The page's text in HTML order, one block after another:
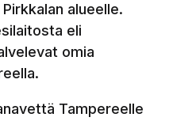
alueelle.
eli
omia
Tampereelle